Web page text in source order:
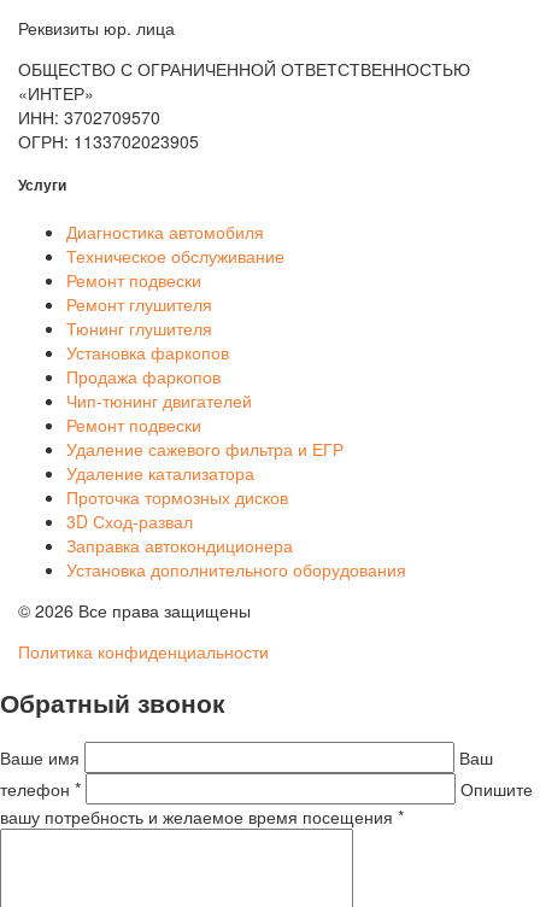
Реквизиты юр. лица
ОБЩЕСТВО С ОГРАНИЧЕННОЙ ОТВЕТСТВЕННОСТЬЮ
«ИНТЕР»
ИНН: 3702709570
ОГРН: 1133702023905
Услуги
Диагностика автомобиля
Техническое обслуживание
Ремонт подвески
Ремонт глушителя
Тюнинг глушителя
Установка фаркопов
Продажа фаркопов
Чип-тюнинг двигателей
Ремонт подвески
Удаление сажевого фильтра и ЕГР
Удаление катализатора
Проточка тормозных дисков
3D Сход-развал
Заправка автокондиционера
Установка дополнительного оборудования
© 2026 Все права защищены
Политика конфиденциальности
Обратный звонок
Ваше имя
Ваш
телефон *
Опишите
вашу потребность и желаемое время посещения *